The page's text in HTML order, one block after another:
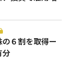
６割を取得ー
分